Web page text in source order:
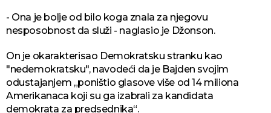
- Ona je bolje od bilo koga znala za njegovu
nesposobnost da služi - naglasio je Džonson.
On je okarakterisao Demokratsku stranku kao
"nedemokratsku", navodeći da je Bajden svojim
odustajanjem „poništio glasove više od 14 miliona
Amerikanaca koji su ga izabrali za kandidata
demokrata za predsednika“.